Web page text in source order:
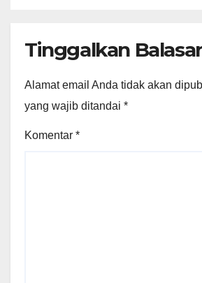
Tinggalkan
Alamat email Anda tidak akan
yang wajib ditandai *
Komentar *